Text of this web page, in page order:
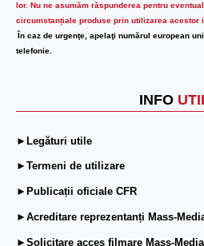
lor. Nu ne asumăm răspunderea pentru
circumstanțiale produse prin utilizarea acestor
În caz de urgenţe, apelaţi numărul european
telefonie.
INFO
►Legături utile
►Termeni de utilizare
►Publicații oficiale CFR
►Acreditare reprezentanți Mass-
►Solicitare acces filmare Mass-Media